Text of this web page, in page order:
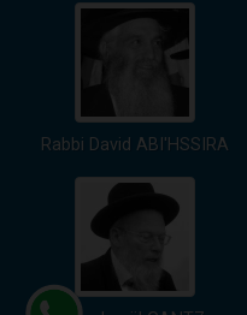
Rabbi David ABI'HSSIRA